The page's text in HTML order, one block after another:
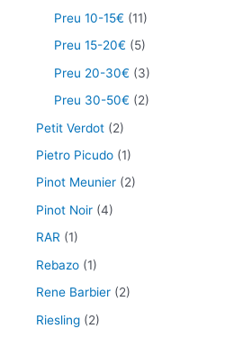
Preu 10-15€ (11)
Preu 15-20€ (5)
Preu 20-30€ (3)
Preu 30-50€ (2)
Petit Verdot (2)
Pietro Picudo (1)
Pinot Meunier (2)
Pinot Noir (4)
RAR (1)
Rebazo (1)
Rene Barbier (2)
Riesling (2)